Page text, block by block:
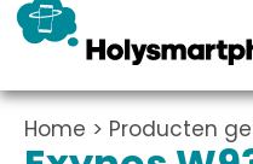
Home > Producten